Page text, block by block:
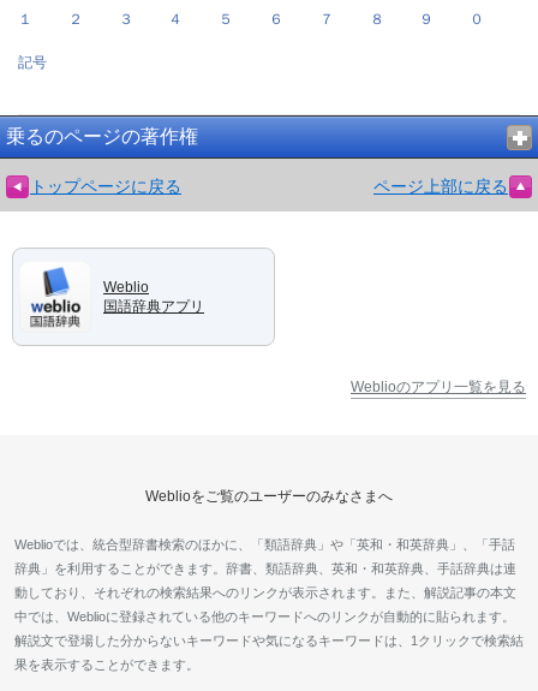
１ ２ ３ ４ ５ ６ ７ ８ ９ ０
記号
乗るのページの著作権
トップページに戻る ページ上部に戻る
Weblio
国語辞典アプリ
Weblioのアプリ一覧を見る
Weblioをご覧のユーザーのみなさまへ
Weblioでは、統合型辞書検索のほかに、「類語辞典」や「英和・和英辞典」、「手話
辞典」を利用することができます。辞書、類語辞典、英和・和英辞典、手話辞典は連
動しており、それぞれの検索結果へのリンクが表示されます。また、解説記事の本文
中では、Weblioに登録されている他のキーワードへのリンクが自動的に貼られます。
解説文で登場した分からないキーワードや気になるキーワードは、1クリックで検索結
果を表示することができます。